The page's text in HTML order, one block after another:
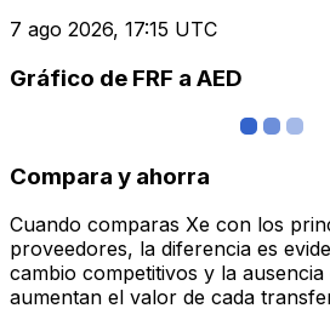
7 ago 2026, 17:15 UTC
Gráfico de FRF a AED
Compara y ahorra
Cuando comparas Xe con los
proveedores, la diferencia es
cambio competitivos y la
aumentan el valor de cada